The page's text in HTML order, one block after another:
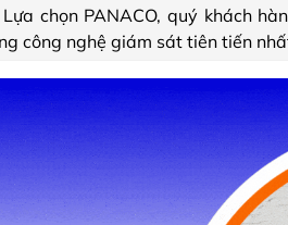
chọn PANACO, quý khách
công nghệ giám sát tiên tiến